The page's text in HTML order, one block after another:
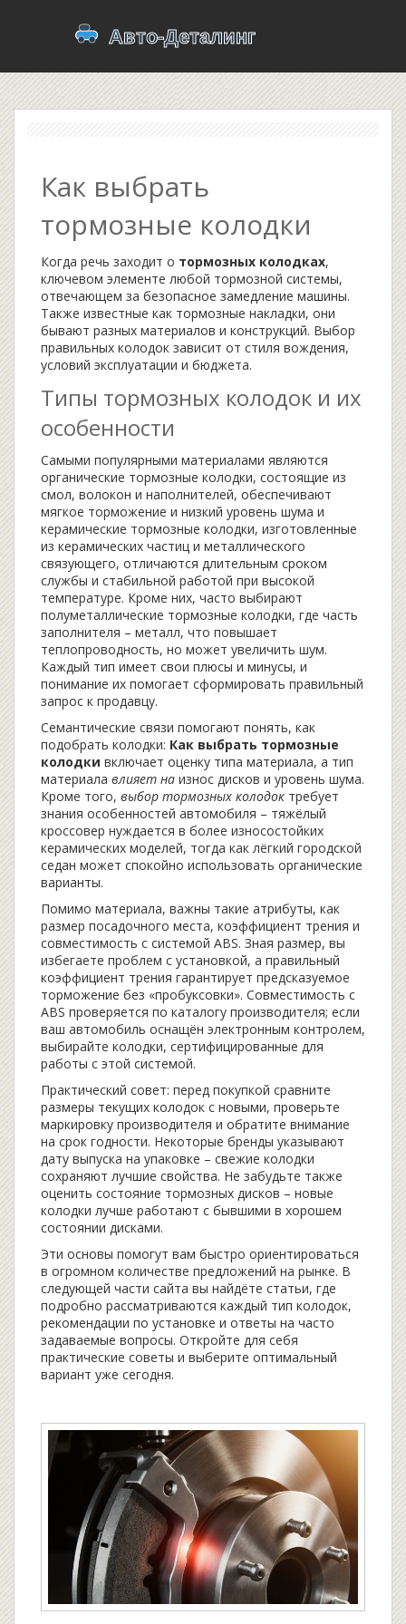
Как выбрать
тормозные колодки
Когда речь заходит о тормозных колодках,
ключевом элементе любой тормозной системы,
отвечающем за безопасное замедление машины.
Также известные как тормозные накладки, они
бывают разных материалов и конструкций. Выбор
правильных колодок зависит от стиля вождения,
условий эксплуатации и бюджета.
Типы тормозных колодок и их
особенности
Самыми популярными материалами являются
органические тормозные колодки, состоящие из
смол, волокон и наполнителей, обеспечивают
мягкое торможение и низкий уровень шума и
керамические тормозные колодки, изготовленные
из керамических частиц и металлического
связующего, отличаются длительным сроком
службы и стабильной работой при высокой
температуре. Кроме них, часто выбирают
полуметаллические тормозные колодки, где часть
заполнителя – металл, что повышает
теплопроводность, но может увеличить шум.
Каждый тип имеет свои плюсы и минусы, и
понимание их помогает сформировать правильный
запрос к продавцу.
Семантические связи помогают понять, как
подобрать колодки: Как выбрать тормозные
колодки включает оценку типа материала, а тип
материала влияет на износ дисков и уровень шума.
Кроме того, выбор тормозных колодок требует
знания особенностей автомобиля – тяжёлый
кроссовер нуждается в более износостойких
керамических моделей, тогда как лёгкий городской
седан может спокойно использовать органические
варианты.
Помимо материала, важны такие атрибуты, как
размер посадочного места, коэффициент трения и
совместимость с системой ABS. Зная размер, вы
избегаете проблем с установкой, а правильный
коэффициент трения гарантирует предсказуемое
торможение без «пробуксовки». Совместимость с
ABS проверяется по каталогу производителя; если
ваш автомобиль оснащён электронным контролем,
выбирайте колодки, сертифицированные для
работы с этой системой.
Практический совет: перед покупкой сравните
размеры текущих колодок с новыми, проверьте
маркировку производителя и обратите внимание
на срок годности. Некоторые бренды указывают
дату выпуска на упаковке – свежие колодки
сохраняют лучшие свойства. Не забудьте также
оценить состояние тормозных дисков – новые
колодки лучше работают с бывшими в хорошем
состоянии дисками.
Эти основы помогут вам быстро ориентироваться
в огромном количестве предложений на рынке. В
следующей части сайта вы найдёте статьи, где
подробно рассматриваются каждый тип колодок,
рекомендации по установке и ответы на часто
задаваемые вопросы. Откройте для себя
практические советы и выберите оптимальный
вариант уже сегодня.